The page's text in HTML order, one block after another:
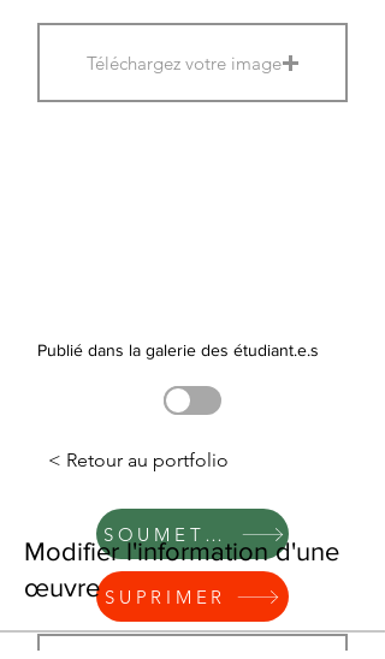
Téléchargez votre image
Publié dans la galerie des étudiant.e.s
SOUMETTRE
SUPRIMER
< Retour au portfolio
Modifier l'information d'une
œuvre